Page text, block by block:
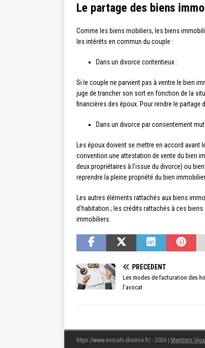
Le partage des biens
Comme les biens mobiliers, les biens
les intérêts en commun du couple :
Dans un divorce contentieux :
Si le couple ne parvient pas à ventre le bien
juge de trancher son sort en fonction de la
financières des époux. Pour rendre le partage
Dans un divorce par consentement
Les époux doivent se mettre en accord avant
convention une attestation de vente du bien
deux propriétaires à l’issue du divorce) ou
reprendre la pleine propriété du bien
Les autres éléments rattachés aux biens
d’habitation ; les crédits rattachés à ces
immobiliers.
PRÉCÉDENT
Les modes de facturation des
l’avocat
https://www.avocats-divorce.fr/ - 2026 | Mentions